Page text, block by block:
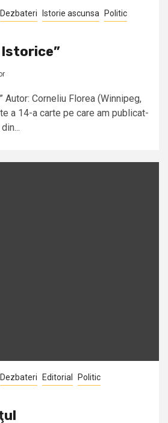
Dezbateri Istorie ascunsa
Politic
Autor: Corneliu Florea (Winnipeg,
a 14-a carte pe care am publicat-
Dezbateri Editorial
Politic